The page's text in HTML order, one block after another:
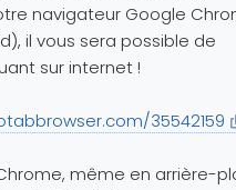
navigateur Google
il vous sera possible de
sur internet !
35542159
même en arrière-